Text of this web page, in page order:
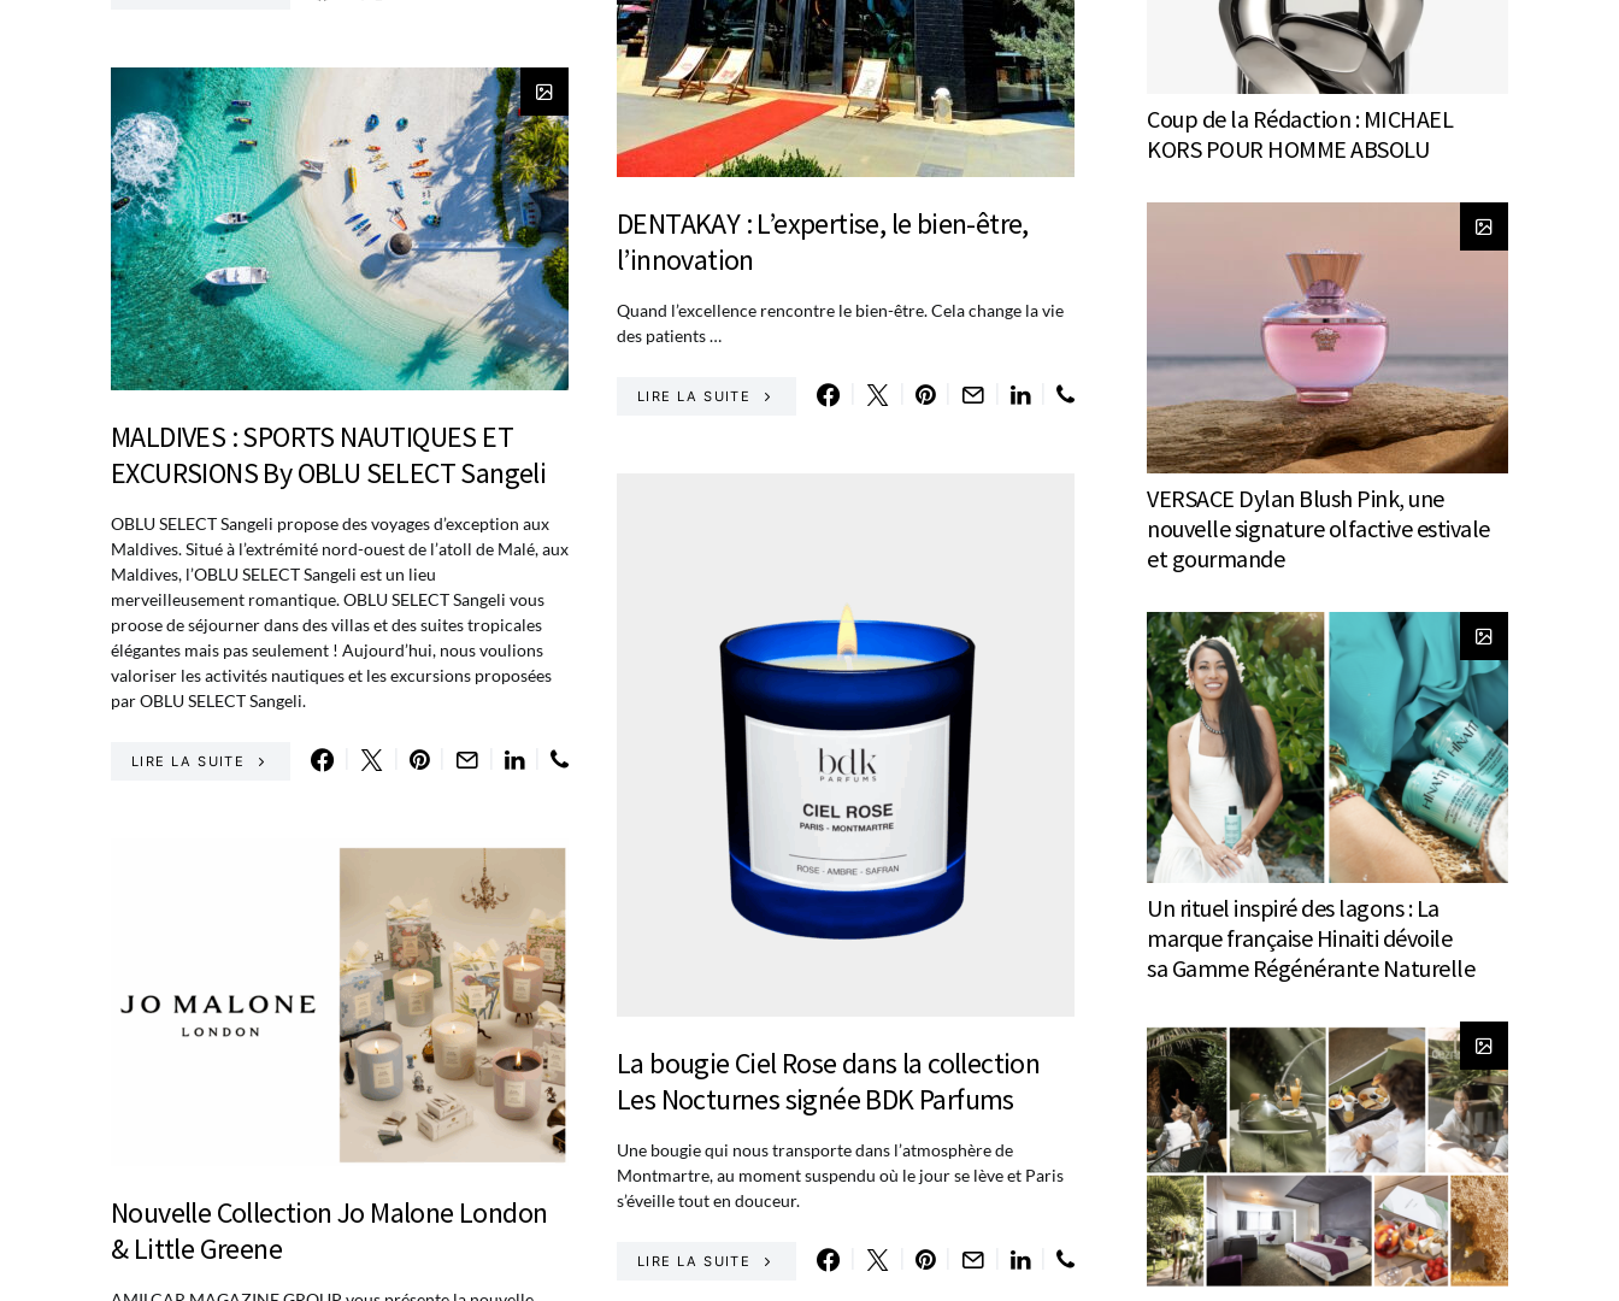
MALDIVES : SPORTS NAUTIQUES ET
EXCURSIONS By OBLU SELECT Sangeli
OBLU SELECT Sangeli propose des voyages d’exception aux
Maldives. Situé à l’extrémité nord-ouest de l’atoll de Malé, aux
Maldives, l’OBLU SELECT Sangeli est un lieu
merveilleusement romantique. OBLU SELECT Sangeli vous
proose de séjourner dans des villas et des suites tropicales
élégantes mais pas seulement ! Aujourd’hui, nous voulions
valoriser les activités nautiques et les excursions proposées
par OBLU SELECT Sangeli.
LIRE LA SUITE
Nouvelle Collection Jo Malone London
& Little Greene
DENTAKAY : L’expertise, le bien-être,
l’innovation
Quand l’excellence rencontre le bien-être. Cela change la vie
des patients …
LIRE LA SUITE
La bougie Ciel Rose dans la collection
Les Nocturnes signée BDK Parfums
Une bougie qui nous transporte dans l’atmosphère de
Montmartre, au moment suspendu où le jour se lève et Paris
s’éveille tout en douceur.
LIRE LA SUITE
Coup de la Rédaction : MICHAEL
KORS POUR HOMME ABSOLU
VERSACE Dylan Blush Pink, une
nouvelle signature olfactive estivale
et gourmande
Un rituel inspiré des lagons : La
marque française Hinaiti dévoile
sa Gamme Régénérante Naturelle